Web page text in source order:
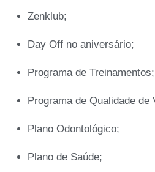
Zenklub;
Day Off no aniversário;
Programa de Treinamentos;
Programa de Qualidade de
Plano Odontológico;
Plano de Saúde;